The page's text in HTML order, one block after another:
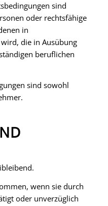
sind
oder rechtsfähige
in
die in Ausübung
beruflichen
sind sowohl
wenn sie durch
oder unverzüglich